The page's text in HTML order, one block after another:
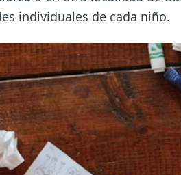
individuales de cada niño.